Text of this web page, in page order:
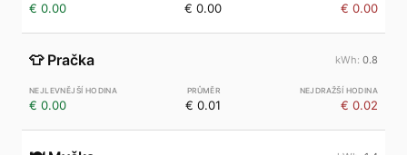
€ 0.00 € 0.00 € 0.00
👕 Pračka 0.8
€ 0.00 € 0.01 € 0.02